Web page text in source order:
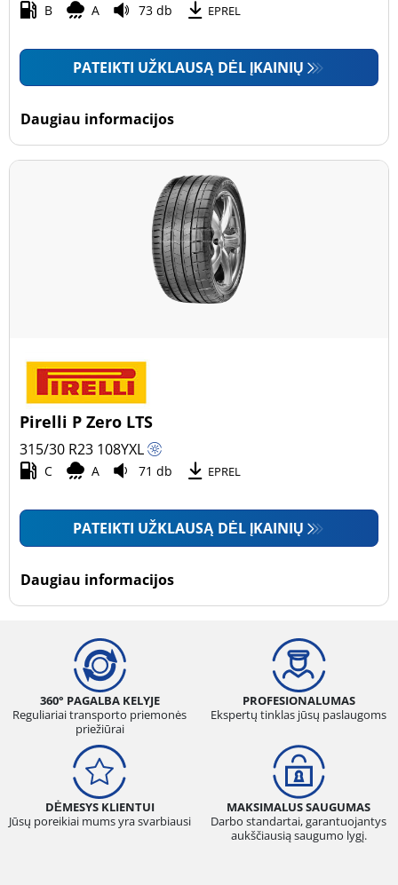
B A 73 db EPREL
PATEIKTI UŽKLAUSĄ DĖL ĮKAINIŲ
Daugiau informacijos
Pirelli P Zero LTS
315/30 R23 108YXL
C A 71 db EPREL
PATEIKTI UŽKLAUSĄ DĖL ĮKAINIŲ
Daugiau informacijos
360° PAGALBA KELYJE
Reguliariai transporto priemonės
priežiūrai
PROFESIONALUMAS
Ekspertų tinklas jūsų paslaugoms
DĖMESYS KLIENTUI
Jūsų poreikiai mums yra svarbiausi
MAKSIMALUS SAUGUMAS
Darbo standartai, garantuojantys
aukščiausią saugumo lygį.